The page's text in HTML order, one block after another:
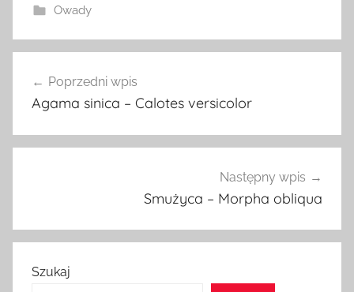
Owady
wpisu
Poprzedni wpis
Agama sinica – Calotes versicolor
Następny wpis
Smużyca – Morpha obliqua
Szukaj